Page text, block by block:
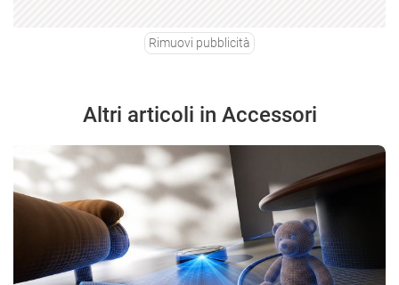
Rimuovi pubblicità
Altri articoli in Accessori